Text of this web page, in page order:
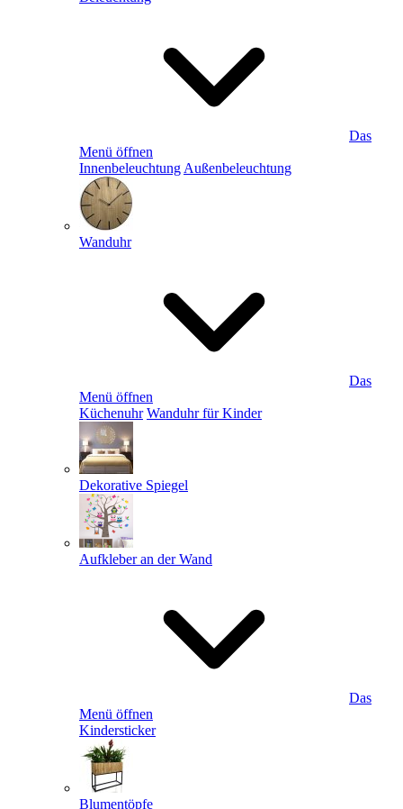
Das
Menü öffnen
Innenbeleuchtung Außenbeleuchtung
Wanduhr
Das
Menü öffnen
Küchenuhr Wanduhr für Kinder
Dekorative Spiegel
Aufkleber an der Wand
Das
Menü öffnen
Kindersticker
Blumentöpfe